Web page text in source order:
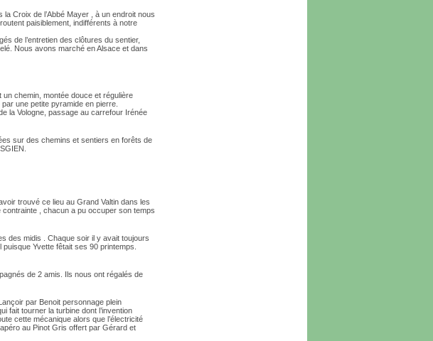
Croix de l’Abbé Mayer , à un endroit nous
paisiblement, indifférents à notre
de l’entretien des clôtures du sentier,
Nous avons marché en Alsace et dans
chemin, montée douce et régulière
une petite pyramide en pierre.
la Vologne, passage au carrefour Irénée
sur des chemins et sentiers en forêts de
trouvé ce lieu au Grand Valtin dans les
contrainte , chacun a pu occuper son temps
des midis . Chaque soir il y avait toujours
Yvette fêtait ses 90 printemps.
de 2 amis. Ils nous ont régalés de
par Benoit personnage plein
fait tourner la turbine dont l’invention
cette mécanique alors que l’électricité
au Pinot Gris offert par Gérard et